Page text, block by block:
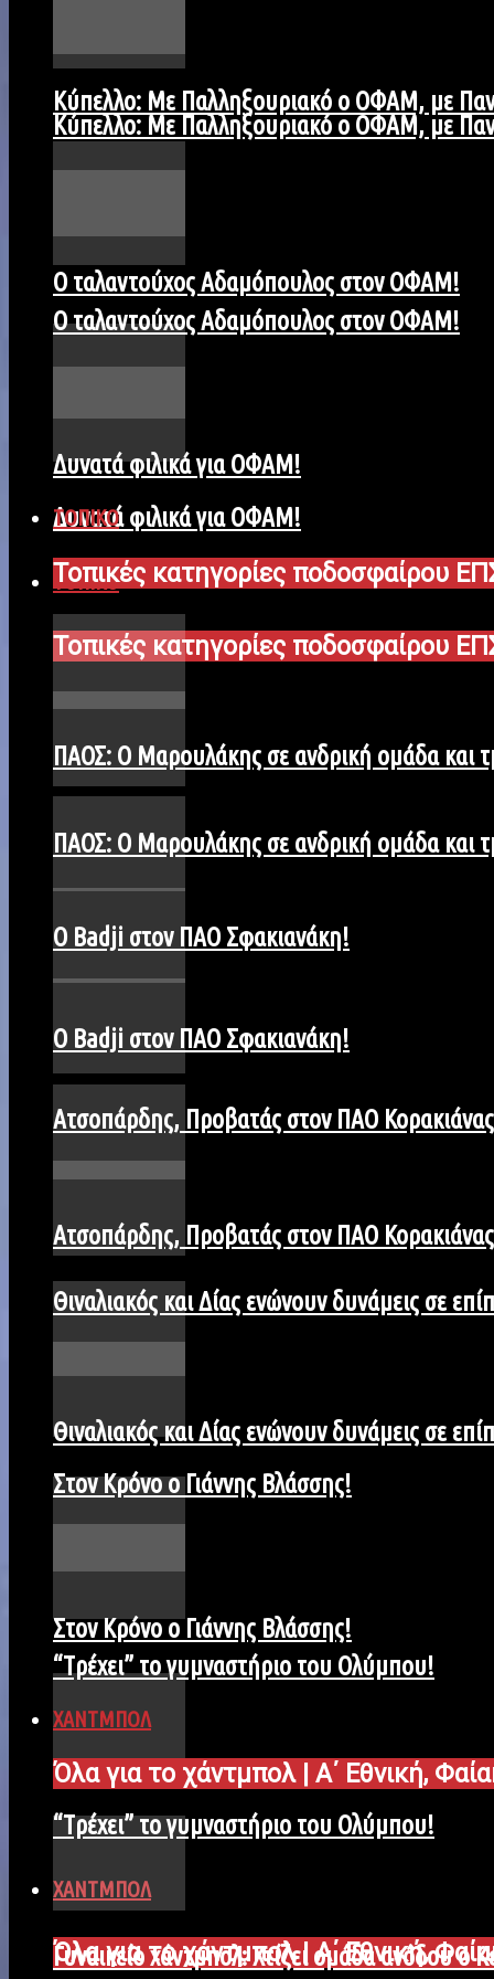
Kύπελλο: Με Παλληξουριακό ο ΟΦΑΜ, με
Ο ταλαντούχος Αδαμόπουλος στον ΟΦΑΜ!
Δυνατά φιλικά για ΟΦΑΜ!
ΤΟΠΙΚΟ
Τοπικές κατηγορίες ποδοσφαίρου
ΠΑΟΣ: Ο Μαρουλάκης σε ανδρική ομάδα και
Ο Badji στον ΠΑΟ Σφακιανάκη!
Ατσοπάρδης, Προβατάς στον ΠΑΟ
Θιναλιακός και Δίας ενώνουν δυνάμεις σε
Στον Κρόνο ο Γιάννης Βλάσσης!
“Tρέχει” το γυμναστήριο του Ολύμπου!
ΧΑΝΤΜΠΟΛ
Όλα για το χάντμπολ | Α΄ Εθνική,
Kύπελλο: Με Παλληξουριακό ο ΟΦΑΜ, με
Ο ταλαντούχος Αδαμόπουλος στον ΟΦΑΜ!
Δυνατά φιλικά για ΟΦΑΜ!
ΤΟΠΙΚΟ
Τοπικές κατηγορίες ποδοσφαίρου
ΠΑΟΣ: Ο Μαρουλάκης σε ανδρική ομάδα και
Ο Badji στον ΠΑΟ Σφακιανάκη!
Ατσοπάρδης, Προβατάς στον ΠΑΟ
Θιναλιακός και Δίας ενώνουν δυνάμεις σε
Στον Κρόνο ο Γιάννης Βλάσσης!
“Tρέχει” το γυμναστήριο του Ολύμπου!
ΧΑΝΤΜΠΟΛ
Όλα για το χάντμπολ | Α΄ Εθνική,
Γυναικείο χάντμπολ: Χτίζει ομάδα ανόδου ο